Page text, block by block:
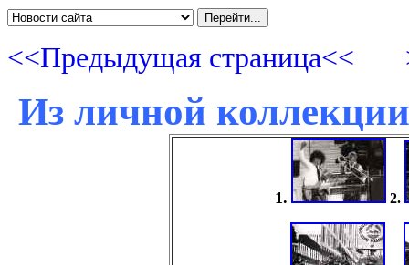
<<Предыдущая страница<<
Из личной
1. 2.